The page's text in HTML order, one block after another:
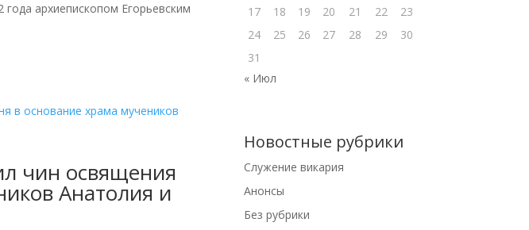
архиепископом Егорьевским
чин освящения
Анатолия и
17
18 19 20 21 22
23
24
25 26 27 28 29
30
31
« Июл
Новостные рубрики
Cлужение викария
Анонсы
Без рубрики